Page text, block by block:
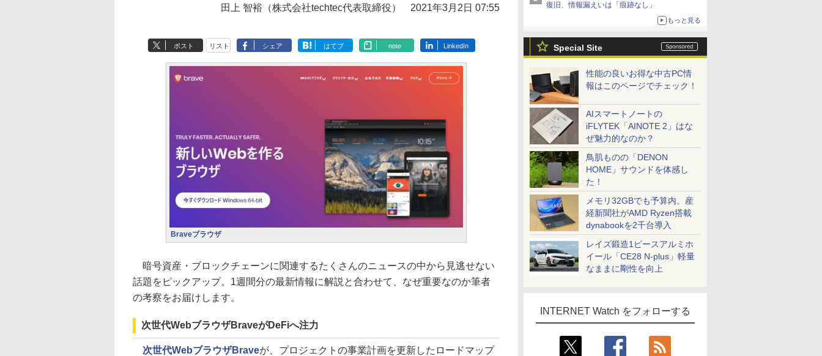
復旧、情報漏えいは「痕跡なし」
もっと見る
Special Site
性能の良いお得な中古PC情
報はこのページでチェック！
AIスマートノートの
iFLYTEK「AINOTE 2」はな
ぜ魅力的なのか？
鳥肌ものの「DENON
HOME」サウンドを体感し
た！
メモリ32GBでも予算内。産
経新聞社がAMD Ryzen搭載
dynabookを2千台導入
レイズ鍛造1ピースアルミホ
イール「CE28 N-plus」軽量
なままに剛性を向上
INTERNET Watch をフォローする
田上 智裕（株式会社techtec代表取締役） 2021年3月2日 07:55
ポスト リスト シェア はてブ note LinkedIn
Braveブラウザ
暗号資産・ブロックチェーンに関連するたくさんのニュースの中から見逃せない
話題をピックアップ。1週間分の最新情報に解説と合わせて、なぜ重要なのか筆者
の考察をお届けします。
次世代WebブラウザBraveがDeFiへ注力
次世代WebブラウザBraveが、プロジェクトの事業計画を更新したロードマップ